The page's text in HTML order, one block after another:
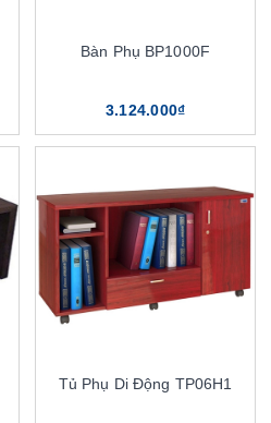
Bàn Phụ BP1000F
3.124.000₫
Tủ Phụ Di Động TP06H1